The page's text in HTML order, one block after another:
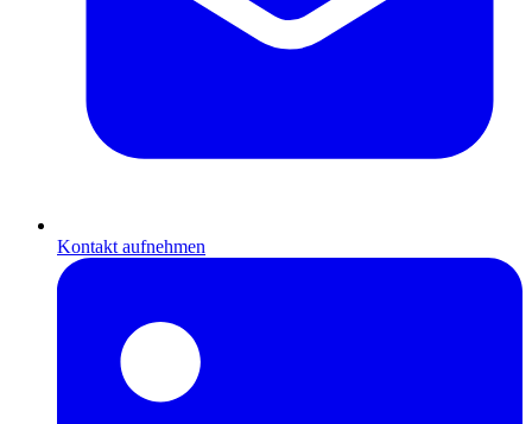
Kontakt aufnehmen